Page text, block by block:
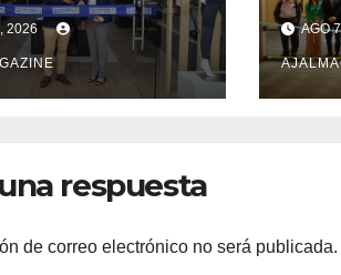
bajo el lema
para
y
su
2026
enAGO
respuesta
de correo electrónico no será publicada.